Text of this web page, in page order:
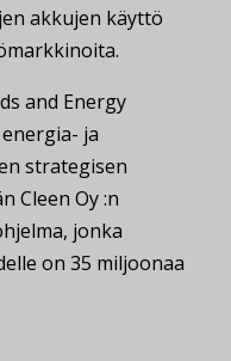
akkujen käyttö
and Energy
ja
strategisen
Cleen Oy :n
jonka
on 35 miljoonaa